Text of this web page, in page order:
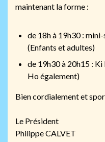
maintenant la forme :
de 18h à 19h30 :
(Enfants et adultes)
de 19h30 à 20h15 :
Ho également)
Bien cordialement et
Le Président
Philippe CALVET